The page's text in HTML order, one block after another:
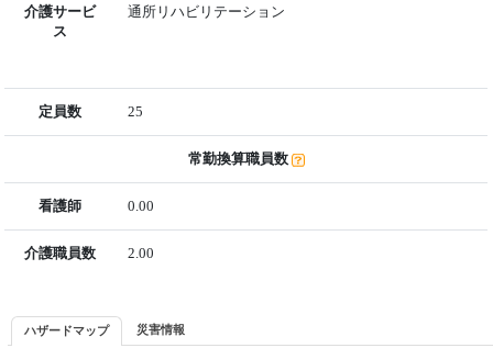
介護サービ
ス
通所リハビリテーション
定員数 25
常勤換算職員数
看護師 0.00
介護職員数 2.00
ハザードマップ 災害情報